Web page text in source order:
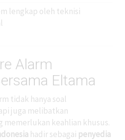
lengkap oleh teknisi
Alarm
Eltama
tidak hanya soal
juga melibatkan
memerlukan keahlian khusus.
hadir sebagai penyedia